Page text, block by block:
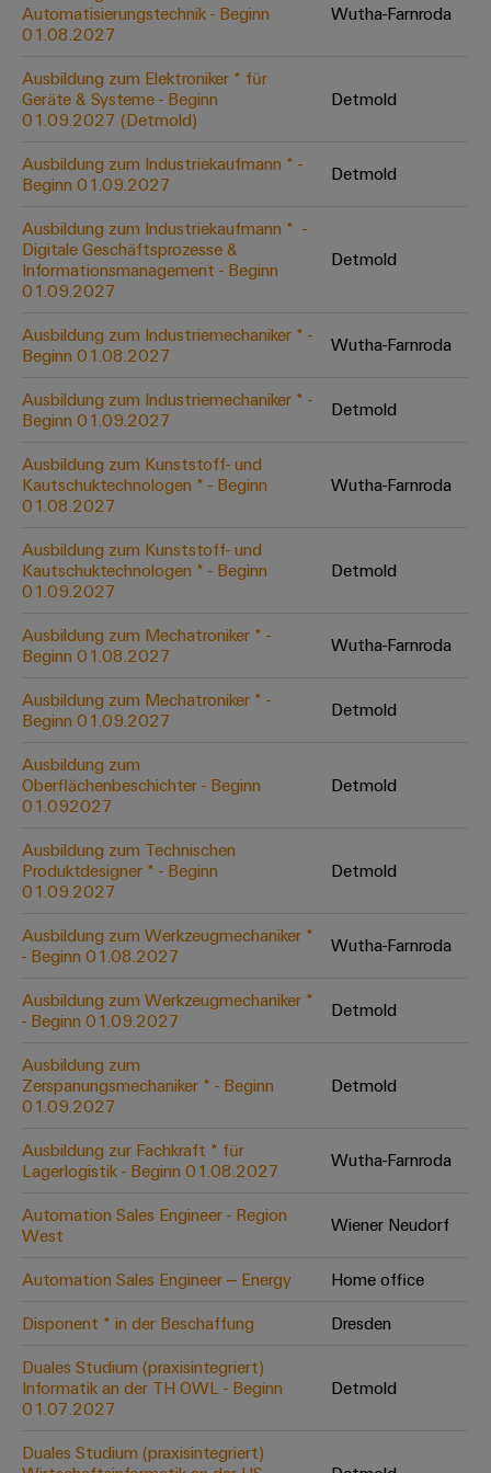
Verbindungslösungen
für
Konventionelle
Energieerzeugung
Zukunftssicherheit
für
bewährte
Maschinenbau
Lösungen
für
verschiedene
Segmente
der
und
Fabrikautomation
Öl
&
Sicherer
Betrieb
mit
Lösungen
für
Prozessindustrie
Mehr
Ressourceneffizienz
durch
Schaltschrankbau
Lösungen
die
Herausforderungen
Schaltschrankbau
Moderne
und
digitale
für
klimafreundliche
im
Schiffbau
Verbindungslösungen
die
maritime
Industrie
Wasseraufbereitung
Systeme
Lösungen
Dezentrale
Automatisierung
Lösungen
IIoT
&
Automation
Software
Industrial
Industrial
Automation
Industrial
IoT
Industrial
Security
Industrial
Service
Platform
easyConnect
Regler
Gerätehersteller
Leiterplattensteckverbinder
&
PCB
Services
Equipment
(OEM)
Elektronikgehäuse
Blitz-
und
Überspannungsschutz
PV
Feldbusverteiler
Automatisierung
&
Software
I/O-
Systeme
Industrial
Ethernet
Touch-
Panels
Engineering-
Visualisierungstools
Energiemessung
und
Smart
Metering
Weidmüller
AI
Access
&
Services
Industrial
Platform
easyConnect
Werkstatt
&
Technischer
Support
Umweltbezogene
Produktkonformität
Engineering
Daten
Technische
Produktkataloge
Reparatur
und
Ersatzteile
Trainings
Webinare
PSIRT
Digitale
Bestellmöglichkeiten
eShop
OCI-
EDI-
Schnittstelle
ALLE
SERVICES
Pressekontakt
Unsere
IIoT
and
Partner
Netzwerk
IIoT
Automation
Solution
finden
Solution
Partner
-
Systemintegratoren
Messen
&
Globale
Messen
&
Events
Offene
Ausbildungs-
und
Studienplätze
Aktuelle
Termine
Workshops
für
Schulklassen
Stellenbörse
Entwicklung
Karriere auf
neues
Distribution
Automatisierungstechnik - Beginn
01.08.2027
Wutha-Farnroda
Ausbildung zum Elektroniker * für
Geräte & Systeme - Beginn
01.09.2027 (Detmold)
Detmold
Ausbildung zum Industriekaufmann * -
Beginn 01.09.2027
Detmold
Ausbildung zum Industriekaufmann * ​ -
Digitale Geschäftsprozesse &
Informationsmanagement - Beginn
01.09.2027
Detmold
Ausbildung zum Industriemechaniker * -
Beginn 01.08.2027
Wutha-Farnroda
Ausbildung zum Industriemechaniker * -
Beginn 01.09.2027
Detmold
Ausbildung zum Kunststoff- und
Kautschuktechnologen * - Beginn
01.08.2027
Wutha-Farnroda
Ausbildung zum Kunststoff- und
Kautschuktechnologen * - Beginn
01.09.2027
Detmold
Ausbildung zum Mechatroniker * -
Beginn 01.08.2027
Wutha-Farnroda
Ausbildung zum Mechatroniker * -
Beginn 01.09.2027
Detmold
Ausbildung zum
Oberflächenbeschichter - Beginn
01.092027
Detmold
Ausbildung zum Technischen
Produktdesigner * - Beginn
01.09.2027
Detmold
Ausbildung zum Werkzeugmechaniker *
- Beginn 01.08.2027
Wutha-Farnroda
Ausbildung zum Werkzeugmechaniker *
- Beginn 01.09.2027
Detmold
Ausbildung zum
Zerspanungsmechaniker * - Beginn
01.09.2027
Detmold
Ausbildung zur Fachkraft * für
Lagerlogistik - Beginn 01.08.2027
Wutha-Farnroda
Automation Sales Engineer - Region
West
Wiener Neudorf
Automation Sales Engineer – Energy
Home office
Disponent * in der Beschaffung
Dresden
Duales Studium (praxisintegriert)
Informatik an der TH OWL - Beginn
01.07.2027
Detmold
Duales Studium (praxisintegriert)